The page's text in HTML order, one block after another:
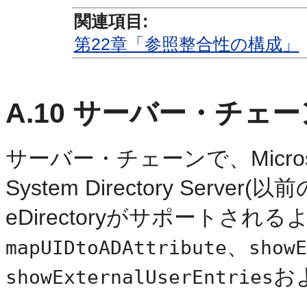
関連項目:
第22章「参照整合性の構成」
A.10 サーバー・チェー
サーバー・チェーンで、
System Directory Server(以
eDirectoryがサポート される
mapUIDtoADAttribute、
showExternalUserEntriesお